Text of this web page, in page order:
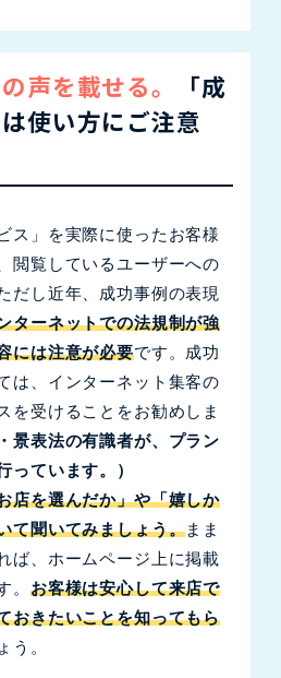
声を載せる。
「成
使い方にご注意
ス」を実際に使ったお客様
閲覧しているユーザーへの
だし近年、成功事例の表現
ターネットでの法規制が強
には注意が必要です。成功
は、インターネット集客の
を受けることをお勧めしま
景表法の有識者が、プラン
っています。）
店を選んだか」や「嬉しか
て聞いてみましょう。まま
ば、ホームページ上に掲載
。 お客様は安心して来店で
おきたいことを知ってもら
う。